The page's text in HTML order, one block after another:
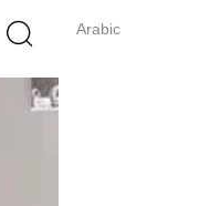
Arabic